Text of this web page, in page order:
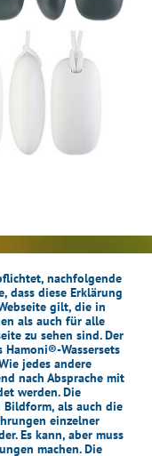
nachfolgende
dass diese Erklärung
gilt, die in
als auch für alle
zu sehen sind. Der
Wassersets
jedes andere
nach Absprache mit
werden. Die
als auch die
einzelner
Es kann, aber muss
machen. Die